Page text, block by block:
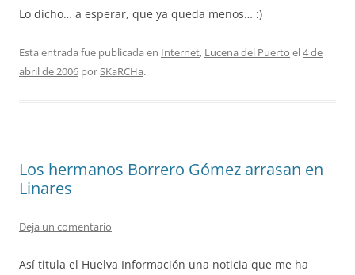
Lo dicho… a esperar, que ya queda menos… :)
Esta entrada fue publicada en Internet, Lucena del Puerto el4 de
abril de 2006 porSKaRCHa.
Los hermanos Borrero Gómez arrasan en
Linares
Deja un comentario
Así titula el Huelva Información una noticia que me ha